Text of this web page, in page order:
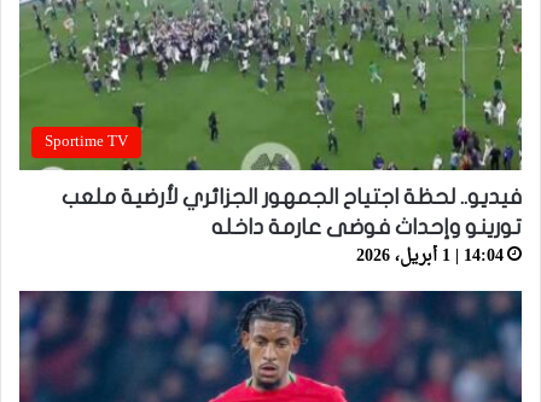
Sportime TV
فيديو.. لحظة اجتياح الجمهور الجزائري لأرضية ملعب
تورينو وإحداث فوضى عارمة داخله
14:04 | 1 أبريل، 2026